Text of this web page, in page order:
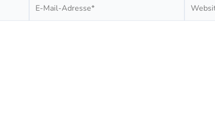
Mail-